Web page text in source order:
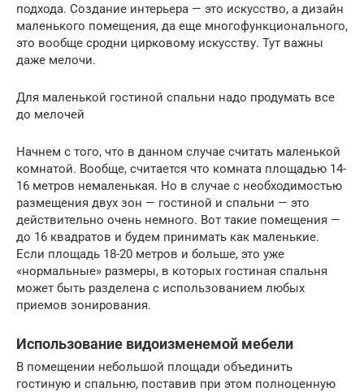
подхода. Создание интерьера — это искусство, а дизайн
маленького помещения, да еще многофункционального,
это вообще сродни цирковому искусству. Тут важны
даже мелочи.
Для маленькой гостиной спальни надо продумать все
до мелочей
Начнем с того, что в данном случае считать маленькой
комнатой. Вообще, считается что комната площадью 14-
16 метров немаленькая. Но в случае с необходимостью
размещения двух зон — гостиной и спальни — это
действительно очень немного. Вот такие помещения —
до 16 квадратов и будем принимать как маленькие.
Если площадь 18-20 метров и больше, это уже
«нормальные» размеры, в которых гостиная спальня
может быть разделена с использованием любых
приемов зонирования.
Использование видоизменемой мебели
В помещении небольшой площади объединить
гостиную и спальню, поставив при этом полноценную